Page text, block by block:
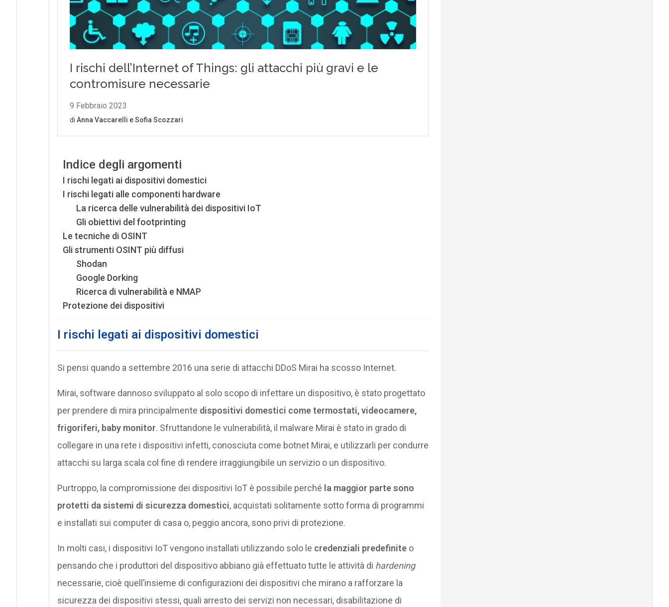
Indice degli argomenti
I rischi legati ai dispositivi domestici
I rischi legati alle componenti hardware
La ricerca delle vulnerabilità dei dispositivi IoT
Gli obiettivi del footprinting
Le tecniche di OSINT
Gli strumenti OSINT più diffusi
Shodan
Google Dorking
Ricerca di vulnerabilità e NMAP
Protezione dei dispositivi
I rischi legati ai dispositivi domestici
Si pensi quando a settembre 2016 una serie di attacchi DDoS Mirai ha scosso Internet.
Mirai, software dannoso sviluppato al solo scopo di infettare un dispositivo, è stato progettato
per prendere di mira principalmente dispositivi domestici come termostati, videocamere,
frigoriferi, baby monitor. Sfruttandone le vulnerabilità, il malware Mirai è stato in grado di
collegare in una rete i dispositivi infetti, conosciuta come botnet Mirai, e utilizzarli per condurre
attacchi su larga scala col fine di rendere irraggiungibile un servizio o un dispositivo.
Purtroppo, la compromissione dei dispositivi IoT è possibile perché la maggior parte sono
protetti da sistemi di sicurezza domestici, acquistati solitamente sotto forma di programmi
e installati sui computer di casa o, peggio ancora, sono privi di protezione.
In molti casi, i dispositivi IoT vengono installati utilizzando solo le credenziali predefiniteo
pensando che i produttori del dispositivo abbiano già effettuato tutte le attività di hardening
necessarie, cioè quell’insieme di configurazioni dei dispositivi che mirano a rafforzare la
sicurezza dei dispositivi stessi, quali arresto dei servizi non necessari, disabilitazione di